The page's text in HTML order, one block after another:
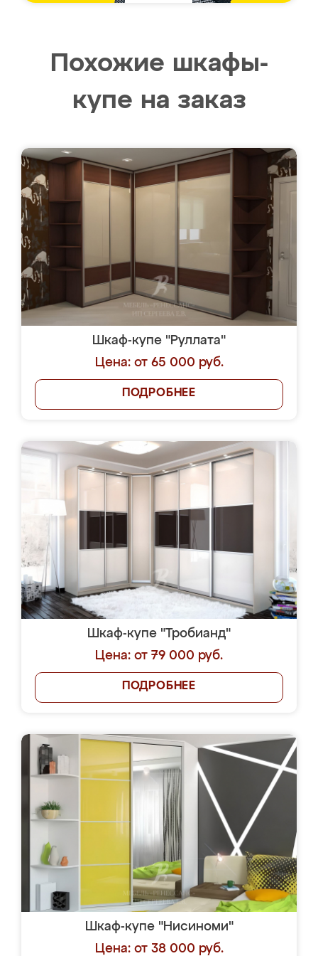
Похожие шкафы-
купе на заказ
Шкаф-купе "Руллата"
Цена: от 65 000 руб.
ПОДРОБНЕЕ
Шкаф-купе "Тробианд"
Цена: от 79 000 руб.
ПОДРОБНЕЕ
Шкаф-купе "Нисиноми"
Цена: от 38 000 руб.